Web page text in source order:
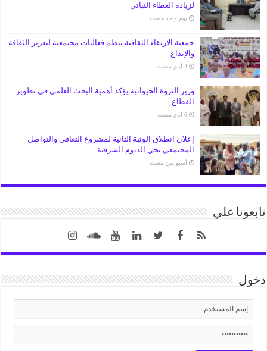
لزيادة الغطاء النباتي
‏يوم واحد مضت
جمعية الارتقاء الثقافية تنظم فعاليات مجتمعية لتعزيز الثقافة
والإبداع
‏4 أيام مضت
وزير الثروة الحيوانية يؤكد أهمية البحث العلمي في تطوير
القطاع
‏6 أيام مضت
إعلان انطلاق الوثبة الثانية لمشروع التعافي والتواصل
المجتمعي بحي الديوم الشرقية
‏أسبوعين مضت
تابعونا علي
دخول